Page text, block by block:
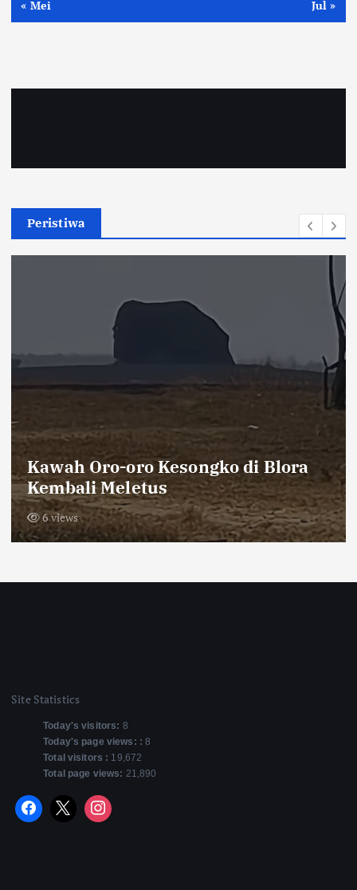
« Mei Jul »
Peristiwa
Khutbah Jumat Ingatkan Jamaah
tentang Keterbatasan Waktu dan
Pentingnya Amal Saleh
7 views
Site Statistics
Today's visitors: 8
Today's page views: :8
Total visitors : 19,672
Total page views: 21,890